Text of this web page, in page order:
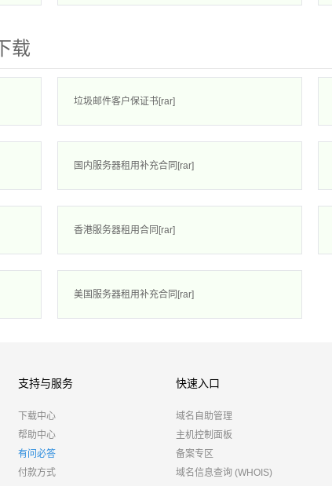
载
垃圾邮件客户保证书[rar]
国内服务器租用补充合同[rar]
香港服务器租用合同[rar]
美国服务器租用补充合同[rar]
支持与服务
下载中心
帮助中心
有问必答
付款方式
快速入口
域名自助管理
主机控制面板
备案专区
域名信息查询 (WHOIS)